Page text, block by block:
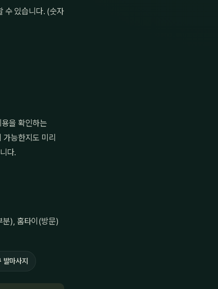
수 있습니다. (숫자
을 확인하는
능한지도 미리
다.
분), 홈타이(방문)
발마사지